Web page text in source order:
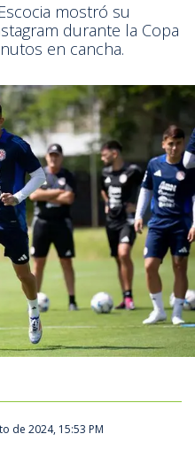
mostró su
durante la Copa
en cancha.
de 2024, 15:53 PM